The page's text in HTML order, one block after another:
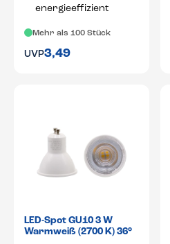
energieeffizient
Mehr als 100 Stück
UVP3,49
LED-Spot GU10 3 W
Warmweiß (2700 K) 36°